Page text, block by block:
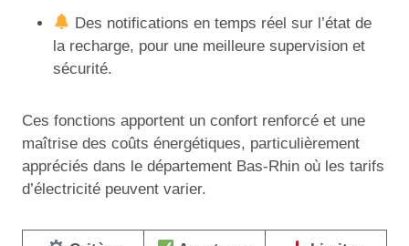
Des notifications en temps réel sur l’état de
la recharge, pour une meilleure supervision et
sécurité.
Ces fonctions apportent un confort renforcé et une
maîtrise des coûts énergétiques, particulièrement
appréciés dans le département Bas-Rhin où les tarifs
d’électricité peuvent varier.